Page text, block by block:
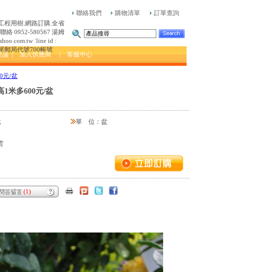
程用樹.網路訂購.全省
絡 0952-580567 湯姆
˙line id :
郵局代號700帳號
聯絡我們 購物清單 訂單查詢
論 | 加入供應商 | 客服中心
元/盆
1米多600元/盆
單 位：盆
(1)